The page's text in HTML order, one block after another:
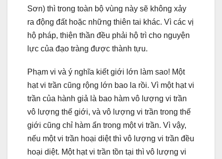
Sơn) thì trong toàn bộ vùng này sẽ không xảy
ra động đất hoặc những thiên tai khác. Vì các vị
hộ pháp, thiện thần đều phải hộ trì cho nguyện
lực của đạo tràng được thành tựu.
Phạm vi và ý nghĩa kiết giới lớn làm sao! Một
hạt vi trần cũng rộng lớn bao la rồi. Vì một hạt vi
trần của hành giả là bao hàm vô lượng vi trần
vô lượng thế giới, và vô lượng vi trần trong thế
giới cũng chỉ hàm ẩn trong một vi trần. Vì vậy,
nếu một vi trần hoại diệt thì vô lượng vi trần đều
hoại diệt. Một hạt vi trần tồn tại thì vô lượng vi